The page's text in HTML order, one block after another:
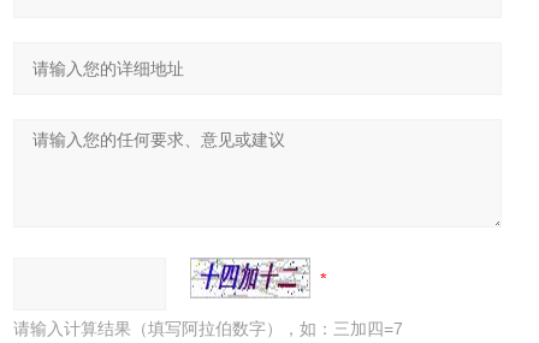
请输入计算结果（填写阿拉伯数字），如：三加四=7